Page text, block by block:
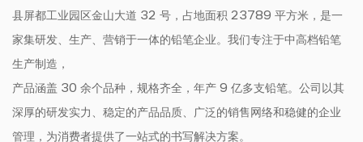
县屏都工业园区金山大道 32 号，占地面积 23789 平方米，是一
家集研发、生产、营销于一体的铅笔企业。我们专注于中高档铅笔
生产制造，
产品涵盖 30 余个品种，规格齐全，年产 9 亿多支铅笔。公司以其
深厚的研发实力、稳定的产品品质、广泛的销售网络和稳健的企业
管理，为消费者提供了一站式的书写解决方案。